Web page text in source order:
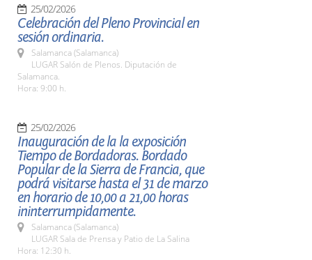
25/02/2026
Celebración del Pleno Provincial en
sesión ordinaria.
Salamanca (Salamanca)
LUGAR Salón de Plenos. Diputación de
Salamanca.
Hora: 9:00 h.
25/02/2026
Inauguración de la la exposición
Tiempo de Bordadoras. Bordado
Popular de la Sierra de Francia, que
podrá visitarse hasta el 31 de marzo
en horario de 10,00 a 21,00 horas
ininterrumpidamente.
Salamanca (Salamanca)
LUGAR Sala de Prensa y Patio de La Salina
Hora: 12:30 h.